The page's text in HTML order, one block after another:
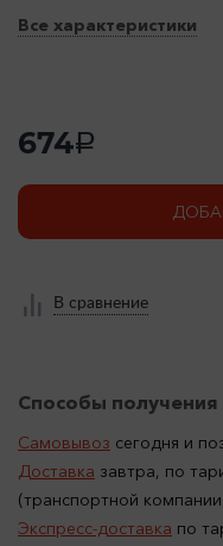
Все характеристики
674a
В сравнение
Способы получения
Самовывоз сегодня и
Доставка завтра, по
(транспортной
Экспресс-доставка по